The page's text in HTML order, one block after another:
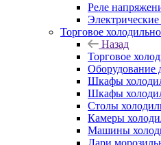
Реле
Торговое
Назад
Торговое
Оборудование
Шкафы
Шкафы
Столы
Камеры
Машины
Лари